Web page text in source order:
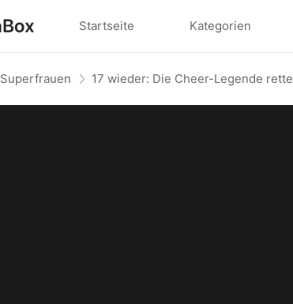
Startseite Kategorien
Superfrauen